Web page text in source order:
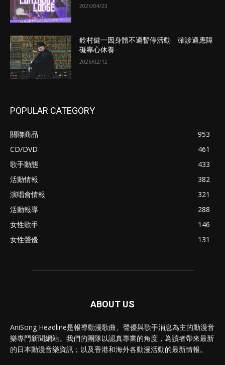
2026/04/23
鈴村健一因身體不適暫停活動 確診適應障
礙專心休養
2026/02/12
POPULAR CATEGORY
關聯商品
953
CD/DVD
461
歌手動態
433
活動情報
382
演唱會情報
321
活動報導
288
女性歌手
146
女性聲優
131
ABOUT US
AniSong Headline是報導動漫歌曲、聲優與歌手消息為主的動漫音
樂專門新聞網站。我們的團隊以認真專業的角度，為讀者帶來最新
的日本動漫音樂資訊；以及香港和海外各動漫活動的最新情報。